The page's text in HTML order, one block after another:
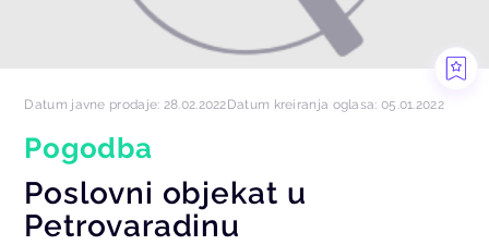
Datum javne prodaje: 28.02.2022Datum kreiranja oglasa: 05.01.2022
Pogodba
Poslovni objekat u
Petrovaradinu